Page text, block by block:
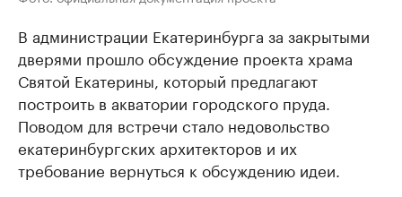
В администрации Екатеринбурга за закрытыми
дверями прошло обсуждение проекта храма
Святой Екатерины, который предлагают
построить в акватории городского пруда.
Поводом для встречи стало недовольство
екатеринбургских архитекторов и их
требование вернуться к обсуждению идеи.